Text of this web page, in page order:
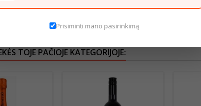
šiek tiek skirtis nuo pateiktos nuotraukoje. Informacija,
pateikiama ant produkto pakuotės. Rekomenduojame
TOJE PAČIOJE KATEGORIJOJE:
Prisiminti mano pasirinkimą